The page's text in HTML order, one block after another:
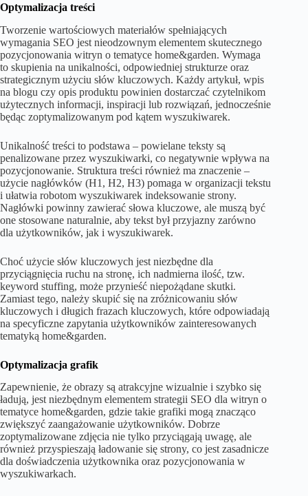
Optymalizacja treści
Tworzenie wartościowych materiałów spełniających
wymagania SEO jest nieodzownym elementem skutecznego
pozycjonowania witryn o tematyce home&garden. Wymaga
to skupienia na unikalności, odpowiedniej strukturze oraz
strategicznym użyciu słów kluczowych. Każdy artykuł, wpis
na blogu czy opis produktu powinien dostarczać czytelnikom
użytecznych informacji, inspiracji lub rozwiązań, jednocześnie
będąc zoptymalizowanym pod kątem wyszukiwarek.
Unikalność treści to podstawa – powielane teksty są
penalizowane przez wyszukiwarki, co negatywnie wpływa na
pozycjonowanie. Struktura treści również ma znaczenie –
użycie nagłówków (H1, H2, H3) pomaga w organizacji tekstu
i ułatwia robotom wyszukiwarek indeksowanie strony.
Nagłówki powinny zawierać słowa kluczowe, ale muszą być
one stosowane naturalnie, aby tekst był przyjazny zarówno
dla użytkowników, jak i wyszukiwarek.
Choć użycie słów kluczowych jest niezbędne dla
przyciągnięcia ruchu na stronę, ich nadmierna ilość, tzw.
keyword stuffing, może przynieść niepożądane skutki.
Zamiast tego, należy skupić się na zróżnicowaniu słów
kluczowych i długich frazach kluczowych, które odpowiadają
na specyficzne zapytania użytkowników zainteresowanych
tematyką home&garden.
Optymalizacja grafik
Zapewnienie, że obrazy są atrakcyjne wizualnie i szybko się
ładują, jest niezbędnym elementem strategii SEO dla witryn o
tematyce home&garden, gdzie takie grafiki mogą znacząco
zwiększyć zaangażowanie użytkowników. Dobrze
zoptymalizowane zdjęcia nie tylko przyciągają uwagę, ale
również przyspieszają ładowanie się strony, co jest zasadnicze
dla doświadczenia użytkownika oraz pozycjonowania w
wyszukiwarkach.